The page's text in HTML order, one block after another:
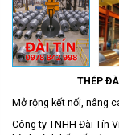
THÉP
Mở rộng kết nối, nâng
Công ty TNHH Đài Tín